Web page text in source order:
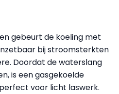
gebeurt de koeling met
bij stroomsterkten
Doordat de waterslang
is een gasgekoelde
voor licht laswerk.